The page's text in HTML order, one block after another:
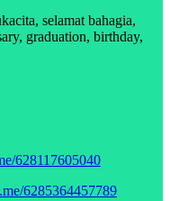
selamat bahagia,
graduation, birthday,
628117605040
6285364457789